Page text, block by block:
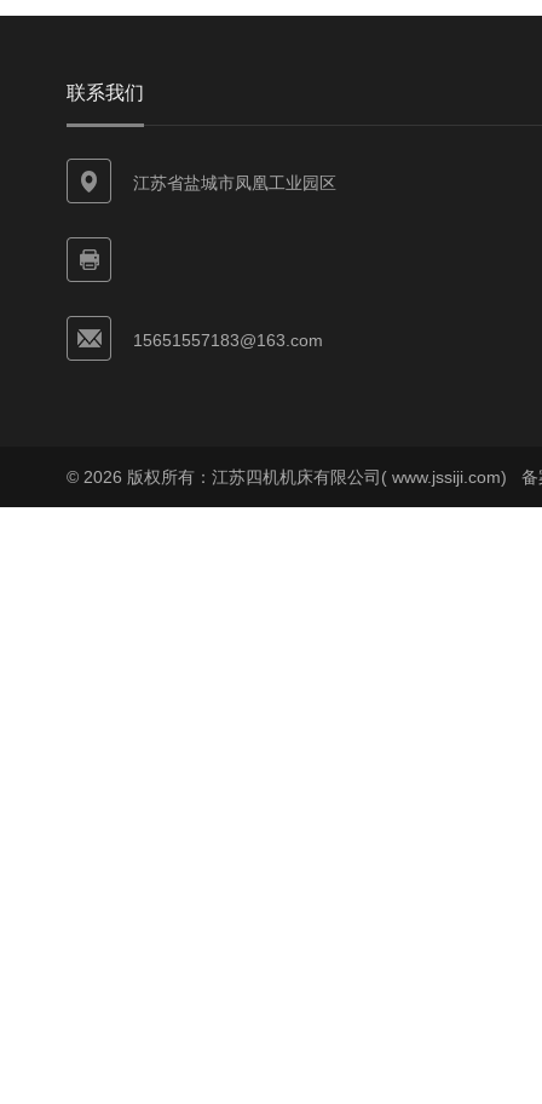
联系我们
江苏省盐城市凤凰工业园区
15651557183@163.com
© 2026 版权所有：江苏四机机床有限公司( www.jssiji.com) 备